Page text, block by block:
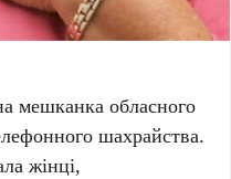
мешканка обласного
шахрайства.
жінці,